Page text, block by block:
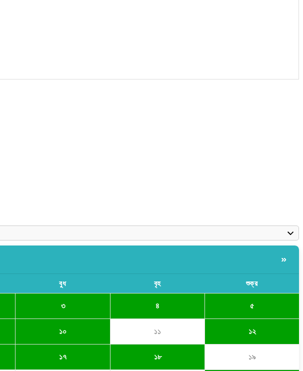
»
বুধ বৃহ শুক্র
৩ ৪ ৫
১০ ১১ ১২
১৭ ১৮ ১৯